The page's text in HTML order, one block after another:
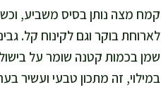
קמח מצה נותן בסיס משביע,
לארוחת בוקר וגם לקינוח קל.
שמן בכמות קטנה שומר על
במילוי, זה מתכון טבעי ועשיר